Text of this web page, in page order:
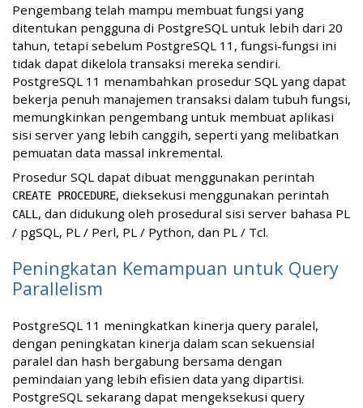
Pengembang telah mampu membuat fungsi yang
ditentukan pengguna di PostgreSQL untuk lebih dari 20
tahun, tetapi sebelum PostgreSQL 11, fungsi-fungsi ini
tidak dapat dikelola transaksi mereka sendiri.
PostgreSQL 11 menambahkan prosedur SQL yang dapat
bekerja penuh manajemen transaksi dalam tubuh fungsi,
memungkinkan pengembang untuk membuat aplikasi
sisi server yang lebih canggih, seperti yang melibatkan
pemuatan data massal inkremental.
Prosedur SQL dapat dibuat menggunakan perintah
CREATE PROCEDURE, dieksekusi menggunakan perintah
CALL , dan didukung oleh prosedural sisi server bahasa PL
/ pgSQL, PL / Perl, PL / Python, dan PL / Tcl.
Peningkatan Kemampuan untuk Query
Parallelism
PostgreSQL 11 meningkatkan kinerja query paralel,
dengan peningkatan kinerja dalam scan sekuensial
paralel dan hash bergabung bersama dengan
pemindaian yang lebih efisien data yang dipartisi.
PostgreSQL sekarang dapat mengeksekusi query